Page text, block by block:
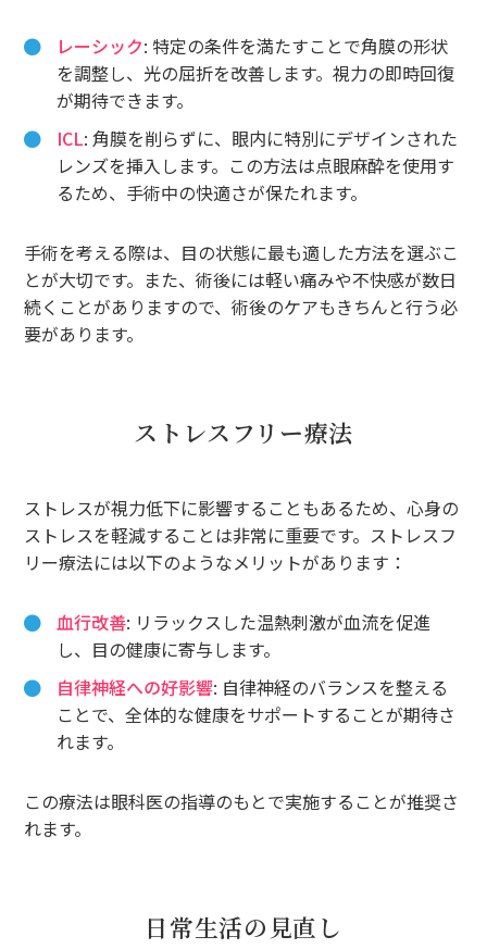
レーシック: 特定の条件を満たすことで角膜の形状
を調整し、光の屈折を改善します。視力の即時回復
が期待できます。
ICL: 角膜を削らずに、眼内に特別にデザインされた
レンズを挿入します。この方法は点眼麻酔を使用す
るため、手術中の快適さが保たれます。
手術を考える際は、目の状態に最も適した方法を選ぶこ
とが大切です。また、術後には軽い痛みや不快感が数日
続くことがありますので、術後のケアもきちんと行う必
要があります。
ストレスフリー療法
ストレスが視力低下に影響することもあるため、心身の
ストレスを軽減することは非常に重要です。ストレスフ
リー療法には以下のようなメリットがあります：
血行改善: リラックスした温熱刺激が血流を促進
し、目の健康に寄与します。
自律神経への好影響: 自律神経のバランスを整える
ことで、全体的な健康をサポートすることが期待さ
れます。
この療法は眼科医の指導のもとで実施することが推奨さ
れます。
日常生活の見直し